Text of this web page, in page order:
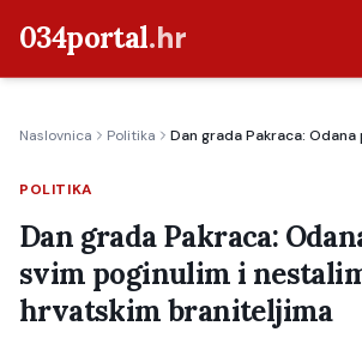
034portal.hr
Crna kronika
Poljoprivreda
Politika
Gospodarstvo
Naslovnica Politika Dan grada Pakraca:
POLITIKA
Dan grada Pakraca:
svim poginulim i
hrvatskim braniteljima